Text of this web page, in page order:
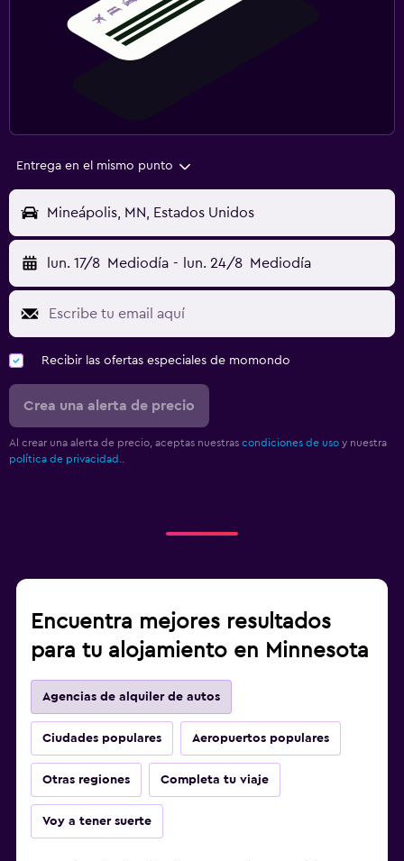
Entrega en el mismo punto
Mineápolis, MN, Estados Unidos
lun. 17/8 Mediodía - lun. 24/8 Mediodía
Recibir las ofertas especiales de momondo
Crea una alerta de precio
Al crear una alerta de precio, aceptas nuestras condiciones de uso y nuestra
política de privacidad..
Encuentra mejores resultados
para tu alojamiento en Minnesota
Agencias de alquiler de autos
Ciudades populares Aeropuertos populares
Otras regiones Completa tu viaje
Voy a tener suerte